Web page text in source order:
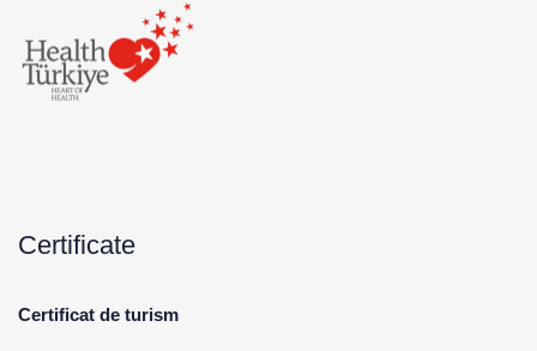
Certificate
Certificat de turism